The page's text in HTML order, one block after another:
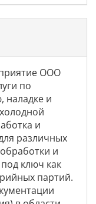
ООО
по
наладке и
и
различных
и
ключ как
партий.